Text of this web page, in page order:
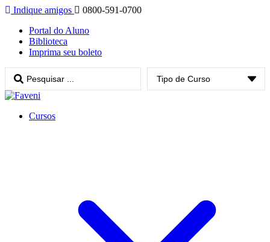
Indique amigos
0800-591-0700
Portal do Aluno
Biblioteca
Imprima seu boleto
Cursos